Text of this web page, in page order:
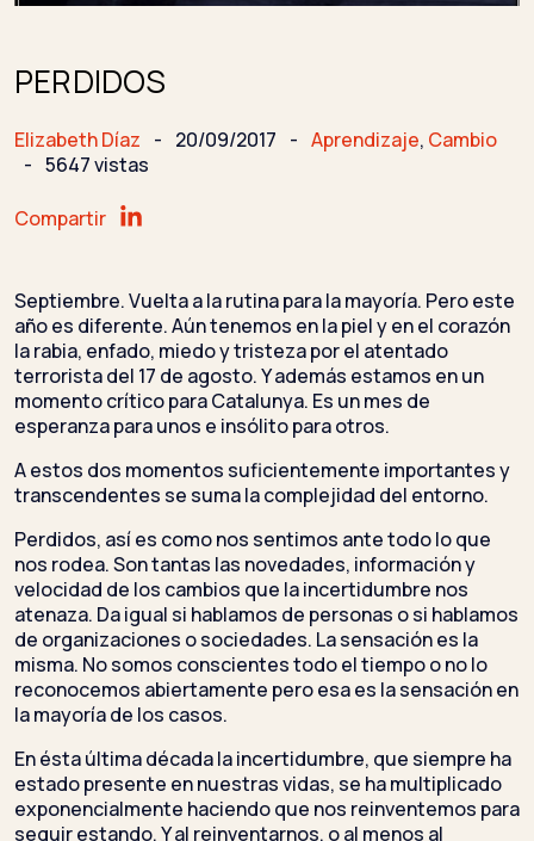
PERDIDOS
Elizabeth Díaz - 20/09/2017 - Aprendizaje, Cambio
- 5647 vistas
Compartir
Septiembre. Vuelta a la rutina para la mayoría. Pero este
año es diferente. Aún tenemos en la piel y en el corazón
la rabia, enfado, miedo y tristeza por el atentado
terrorista del 17 de agosto. Y además estamos en un
momento crítico para Catalunya. Es un mes de
esperanza para unos e insólito para otros.
A estos dos momentos suficientemente importantes y
transcendentes se suma la complejidad del entorno.
Perdidos, así es como nos sentimos ante todo lo que
nos rodea. Son tantas las novedades, información y
velocidad de los cambios que la incertidumbre nos
atenaza. Da igual si hablamos de personas o si hablamos
de organizaciones o sociedades. La sensación es la
misma. No somos conscientes todo el tiempo o no lo
reconocemos abiertamente pero esa es la sensación en
la mayoría de los casos.
En ésta última década la incertidumbre, que siempre ha
estado presente en nuestras vidas, se ha multiplicado
exponencialmente haciendo que nos reinventemos para
seguir estando. Y al reinventarnos, o al menos al